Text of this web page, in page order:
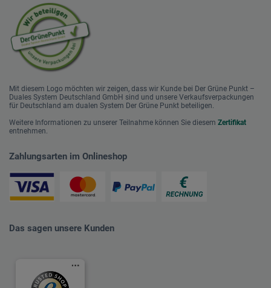
Mit diesem Logo möchten wir zeigen, dass wir Kunde bei Der Grüne Punkt –
Duales System Deutschland GmbH sind und unsere Verkaufsverpackungen
für Deutschland am dualen System Der Grüne Punkt beteiligen.
Weitere Informationen zu unserer Teilnahme können Sie diesem Zertifikat
entnehmen.
Zahlungsarten im Onlineshop
Das sagen unsere Kunden